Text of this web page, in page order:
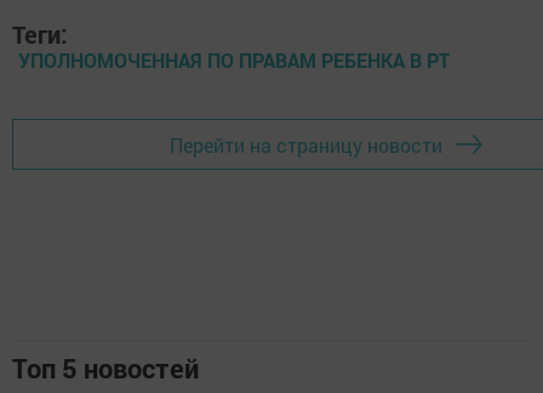
Теги:
УПОЛНОМОЧЕННАЯ ПО ПРАВАМ РЕБЕНКА В РТ
Перейти на страницу новости
Топ 5 новостей